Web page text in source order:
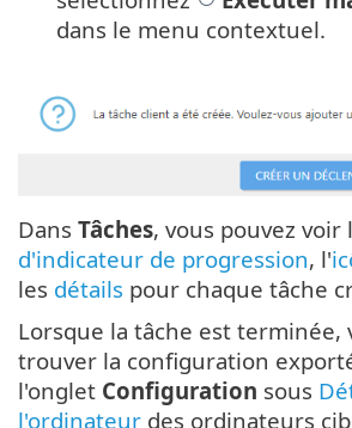
dans le menu contextuel.
Dans Tâches, vous pouvez voir
d'indicateur de progression, l'
les détails pour chaque tâche
Lorsque la tâche est terminée,
trouver la configuration
l'onglet Configuration sous
l'ordinateur des ordinateurs